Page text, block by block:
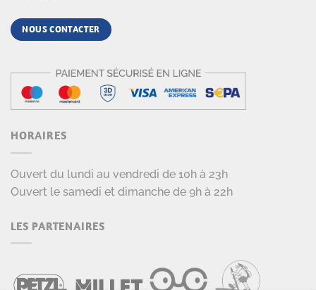
NOUS CONTACTER
HORAIRES
Ouvert du lundi au vendredi de 10h à 23h
Ouvert le samedi et dimanche de 9h à 22h
LES PARTENAIRES